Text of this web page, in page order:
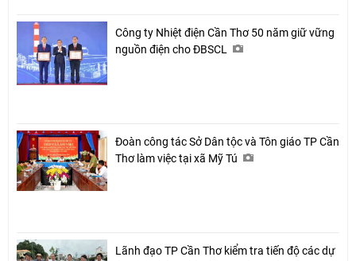
Công ty Nhiệt điện Cần Thơ 50 năm giữ vững
nguồn điện cho ĐBSCL
Đoàn công tác Sở Dân tộc và Tôn giáo TP Cần
Thơ làm việc tại xã Mỹ Tú
Lãnh đạo TP Cần Thơ kiểm tra tiến độ các dự